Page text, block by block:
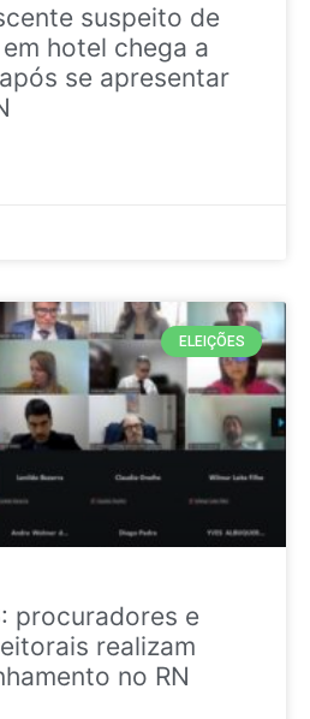
suspeito de
hotel chega a
se apresentar
ELEIÇÕES
procuradores e
realizam
no RN